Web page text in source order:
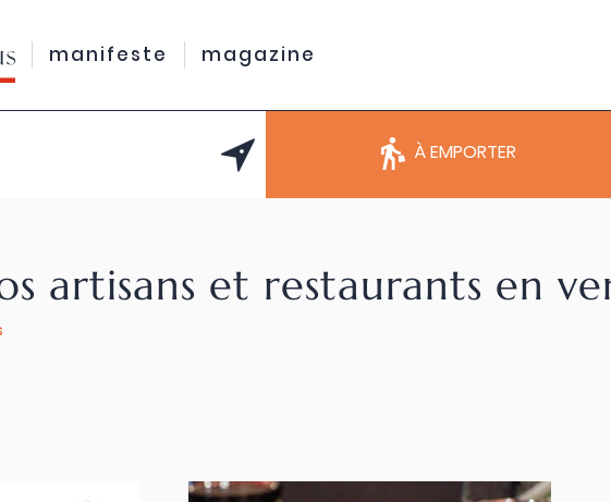
manifeste magazine
À EMPORTER
artisans et restaurants en